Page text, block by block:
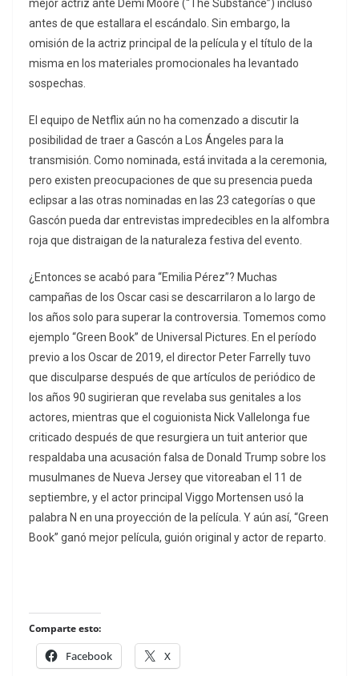
mejor actriz ante Demi Moore (“The Substance”) incluso
antes de que estallara el escándalo. Sin embargo, la
omisión de la actriz principal de la película y el título de la
misma en los materiales promocionales ha levantado
sospechas.
El equipo de Netflix aún no ha comenzado a discutir la
posibilidad de traer a Gascón a Los Ángeles para la
transmisión. Como nominada, está invitada a la ceremonia,
pero existen preocupaciones de que su presencia pueda
eclipsar a las otras nominadas en las 23 categorías o que
Gascón pueda dar entrevistas impredecibles en la alfombra
roja que distraigan de la naturaleza festiva del evento.
¿Entonces se acabó para “Emilia Pérez”? Muchas
campañas de los Oscar casi se descarrilaron a lo largo de
los años solo para superar la controversia. Tomemos como
ejemplo “Green Book” de Universal Pictures. En el período
previo a los Oscar de 2019, el director Peter Farrelly tuvo
que disculparse después de que artículos de periódico de
los años 90 sugirieran que revelaba sus genitales a los
actores, mientras que el coguionista Nick Vallelonga fue
criticado después de que resurgiera un tuit anterior que
respaldaba una acusación falsa de Donald Trump sobre los
musulmanes de Nueva Jersey que vitoreaban el 11 de
septiembre, y el actor principal Viggo Mortensen usó la
palabra N en una proyección de la película. Y aún así, “Green
Book” ganó mejor película, guión original y actor de reparto.
Comparte esto:
Facebook X